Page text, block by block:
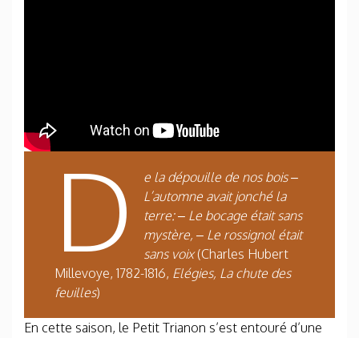
D
e la dépouille de nos bois –
L’automne avait jonché la
terre: – Le bocage était sans
mystère, – Le rossignol était
sans voix(Charles Hubert
Millevoye, 1782-1816, Elégies, La chute des
feuilles)
En cette saison, le Petit Trianon s’est entouré d’une